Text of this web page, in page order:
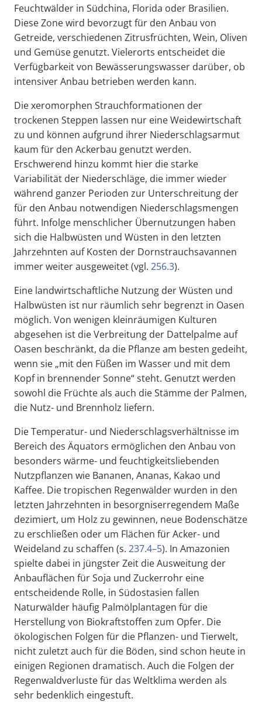
Feuchtwälder in Südchina, Florida oder Brasilien.
Diese Zone wird bevorzugt für den Anbau von
Getreide, verschiedenen Zitrusfrüchten, Wein, Oliven
und Gemüse genutzt. Vielerorts entscheidet die
Verfügbarkeit von Bewässerungswasser darüber, ob
intensiver Anbau betrieben werden kann.
Die xeromorphen Strauchformationen der
trockenen Steppen lassen nur eine Weidewirtschaft
zu und können aufgrund ihrer Niederschlagsarmut
kaum für den Ackerbau genutzt werden.
Erschwerend hinzu kommt hier die starke
Variabilität der Niederschläge, die immer wieder
während ganzer Perioden zur Unterschreitung der
für den Anbau notwendigen Niederschlagsmengen
führt. Infolge menschlicher Übernutzungen haben
sich die Halbwüsten und Wüsten in den letzten
Jahrzehnten auf Kosten der Dornstrauchsavannen
immer weiter ausgeweitet (vgl. 256.3).
Eine landwirtschaftliche Nutzung der Wüsten und
Halbwüsten ist nur räumlich sehr begrenzt in Oasen
möglich. Von wenigen kleinräumigen Kulturen
abgesehen ist die Verbreitung der Dattelpalme auf
Oasen beschränkt, da die Pflanze am besten gedeiht,
wenn sie „mit den Füßen im Wasser und mit dem
Kopf in brennender Sonne“ steht. Genutzt werden
sowohl die Früchte als auch die Stämme der Palmen,
die Nutz- und Brennholz liefern.
Die Temperatur- und Niederschlagsverhältnisse im
Bereich des Äquators ermöglichen den Anbau von
besonders wärme- und feuchtigkeitsliebenden
Nutzpflanzen wie Bananen, Ananas, Kakao und
Kaffee. Die tropischen Regenwälder wurden in den
letzten Jahrzehnten in besorgniserregendem Maße
dezimiert, um Holz zu gewinnen, neue Bodenschätze
zu erschließen oder um Flächen für Acker- und
Weideland zu schaffen (s. 237.4–5). In Amazonien
spielte dabei in jüngster Zeit die Ausweitung der
Anbauflächen für Soja und Zuckerrohr eine
entscheidende Rolle, in Südostasien fallen
Naturwälder häufig Palmölplantagen für die
Herstellung von Biokraftstoffen zum Opfer. Die
ökologischen Folgen für die Pflanzen- und Tierwelt,
nicht zuletzt auch für die Böden, sind schon heute in
einigen Regionen dramatisch. Auch die Folgen der
Regenwaldverluste für das Weltklima werden als
sehr bedenklich eingestuft.